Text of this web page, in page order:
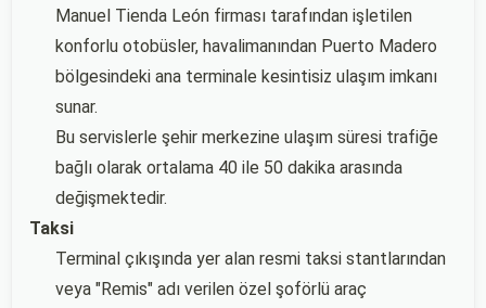
Manuel Tienda León firması tarafından işletilen
konforlu otobüsler, havalimanından Puerto Madero
bölgesindeki ana terminale kesintisiz ulaşım imkanı
sunar.
Bu servislerle şehir merkezine ulaşım süresi trafiğe
bağlı olarak ortalama 40 ile 50 dakika arasında
değişmektedir.
Taksi
Terminal çıkışında yer alan resmi taksi stantlarından
veya "Remis" adı verilen özel şoförlü araç